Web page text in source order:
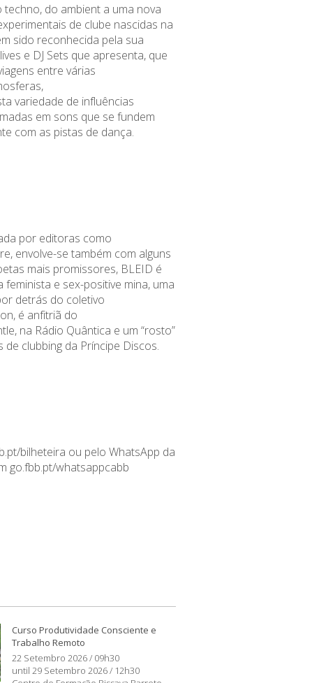
techno, do ambienta uma nova
de clube nascidas na
sido reconhecida pela sua
e DJ Sets que apresenta, que
entre várias
,
variedade de influências
em sons que se fundem
com as pistas de dança.
por editoras como
envolve-se também com alguns
mais promissores, BLEID é
feminista e sex-positive mina, uma
detrás do coletivo
, é anfitriã do
, na Rádio Quântica e um “rosto”
de clubbingda Príncipe Discos.
bilheteira ou pelo WhatsApp da
go.fbb.pt/whatsappcabb
Curso Produtividade Consciente e
Trabalho Remoto
22 Setembro 2026 / 09h30
until 29 Setembro 2026 / 12h30